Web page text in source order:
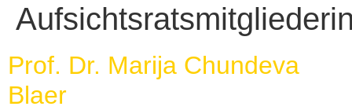
Prof. Dr. Marija Chundeva
Blaer